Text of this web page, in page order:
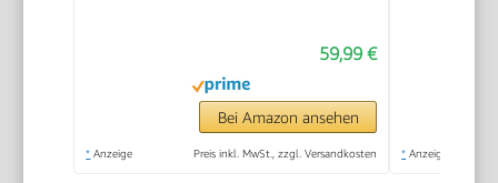
Kabellose Auto
poliermaschinen,
polishing machine
59,99 €
Bei Amazon ansehen
* Anzeige Preis inkl. MwSt., zzgl. Versandkosten * Anzeige